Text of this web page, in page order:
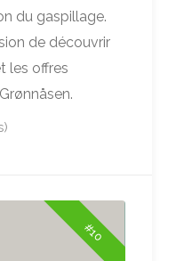
du gaspillage.
de découvrir
les offres
#10